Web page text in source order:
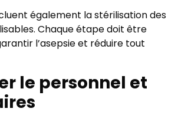
également la stérilisation des
Chaque étape doit être
l’asepsie et réduire tout
le personnel et